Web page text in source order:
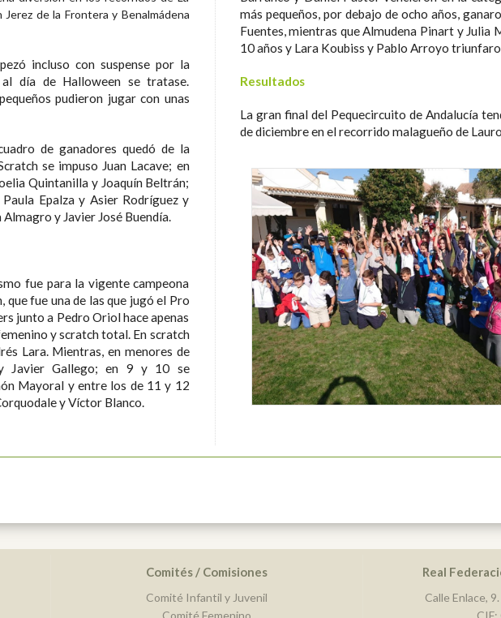
de la Frontera y Benalmádena
incluso con suspense por la
día de Halloween se tratase.
pudieron jugar con unas
de ganadores quedó de la
se impuso Juan Lacave; en
Quintanilla y Joaquín Beltrán;
Epalza y Asier Rodríguez y
y Javier José Buendía.
fue para la vigente campeona
que fue una de las que jugó el Pro
junto a Pedro Oriol hace apenas
y scratch total. En scratch
Lara. Mientras, en menores de
Javier Gallego; en 9 y 10 se
Mayoral y entre los de 11 y 12
y Víctor Blanco.
más pequeños, por debajo de ocho años,
Fuentes, mientras que Almudena Pinart y Julia
10 años y Lara Koubiss y Pablo Arroyo
Resultados
La gran final del Pequecircuito de Andalucía
de diciembre en el recorrido malagueño de
Comités / Comisiones
Comité Infantil y Juvenil
Real
Calle Enlace,